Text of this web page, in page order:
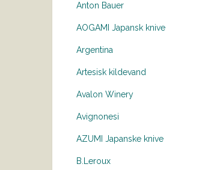
Anton Bauer
AOGAMI Japansk knive
Argentina
Artesisk kildevand
Avalon Winery
Avignonesi
AZUMI Japanske knive
B.Leroux